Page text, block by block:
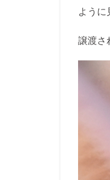
ように
譲渡さ